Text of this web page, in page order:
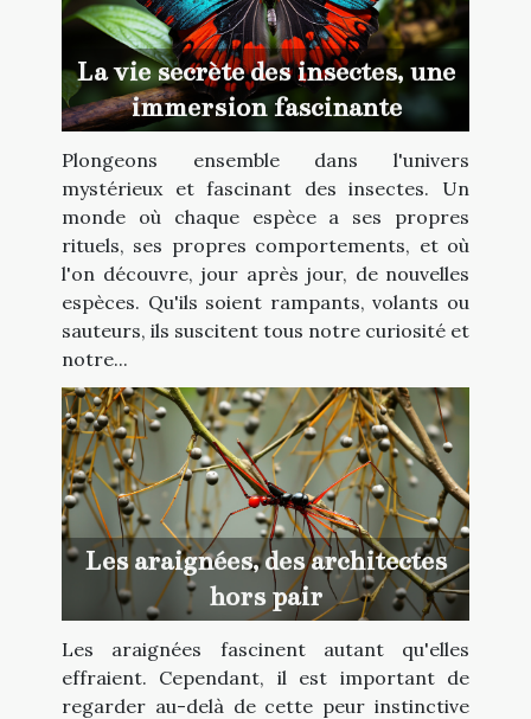
La vie secrète des insectes, une
immersion fascinante
Plongeons ensemble dans l'univers
mystérieux et fascinant des insectes. Un
monde où chaque espèce a ses propres
rituels, ses propres comportements, et où
l'on découvre, jour après jour, de nouvelles
espèces. Qu'ils soient rampants, volants ou
sauteurs, ils suscitent tous notre curiosité et
notre...
Les araignées, des architectes
hors pair
Les araignées fascinent autant qu'elles
effraient. Cependant, il est important de
regarder au-delà de cette peur instinctive